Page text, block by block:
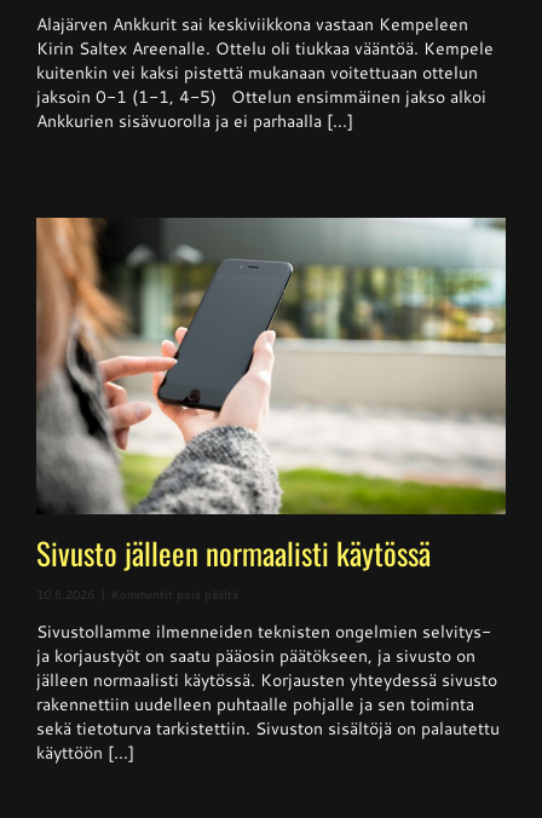
–
Kempele
haki
niukan
voiton
Ankkureilta
Alajärven Ankkurit sai keskiviikkona vastaan Kempeleen
Kirin Saltex Areenalle. Ottelu oli tiukkaa vääntöä. Kempele
kuitenkin vei kaksi pistettä mukanaan voitettuaan ottelun
jaksoin 0-1 (1-1, 4-5) Ottelun ensimmäinen jakso alkoi
Ankkurien sisävuorolla ja ei parhaalla [...]
Sivusto jälleen normaalisti käytössä
10.6.2026 Kommentit pois päältä
jälleen
normaalisti
käytössä
Sivustollamme ilmenneiden teknisten ongelmien selvitys-
ja korjaustyöt on saatu pääosin päätökseen, ja sivusto on
jälleen normaalisti käytössä. Korjausten yhteydessä sivusto
rakennettiin uudelleen puhtaalle pohjalle ja sen toiminta
sekä tietoturva tarkistettiin. Sivuston sisältöjä on palautettu
käyttöön [...]